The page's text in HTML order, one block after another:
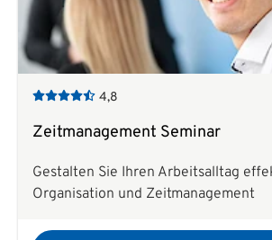
4,8
Zeitmanagement Seminar
Gestalten Sie Ihren Arbeitsalltag
Organisation und Zeitmanagement